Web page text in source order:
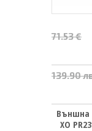
71.53 €
139.90
Външна
XO